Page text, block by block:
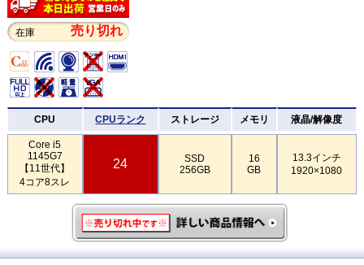
在庫 売り切れ
CPU CPUランク ストレージ メモリ 液晶/解像度
Core i5
1145G7
【11世代】
4コア8スレ
24
SSD
256GB
16
GB
13.3インチ
1920×1080